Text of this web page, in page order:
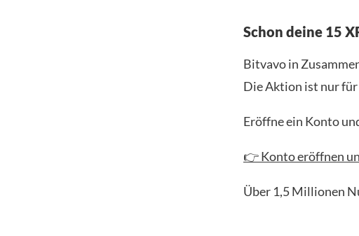
Schon deine 15
Bitvavo in
Die Aktion ist nur
Eröffne ein Konto
👉 Konto eröffnen
Über 1,5 Millionen